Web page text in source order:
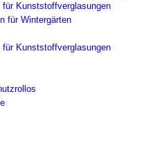
Kunststoffverglasungen
für Wintergärten
Kunststoffverglasungen